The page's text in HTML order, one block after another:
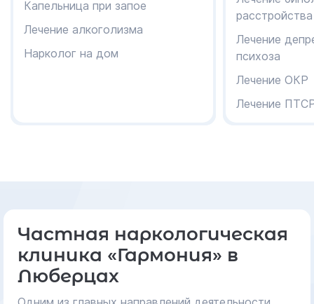
Капельница при запое
Лечение алкоголизма
Нарколог на дом
расстройства
Лечение
психоза
Лечение ОКР
Лечение
Частная наркологическая
клиника «Гармония» в
Люберцах